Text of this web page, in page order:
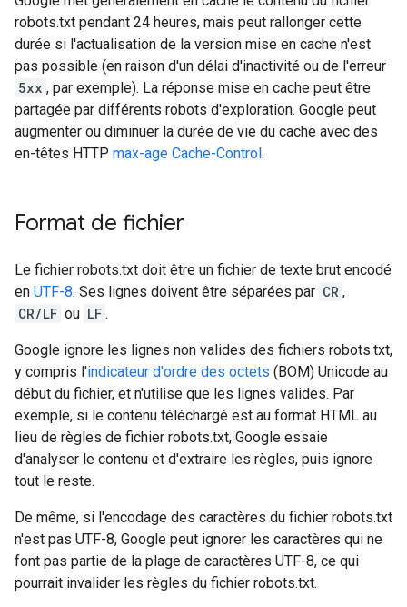
robots.txt pendant 24 heures, mais peut rallonger cette
durée si l'actualisation de la version mise en cache n'est
pas possible (en raison d'un délai d'inactivité ou de l'erreur
5xx , par exemple). La réponse mise en cache peut être
partagée par différents robots d'exploration. Google peut
augmenter ou diminuer la durée de vie du cache avec des
en-têtes HTTP max-age Cache-Control.
Format de fichier
Le fichier robots.txt doit être un fichier de texte brut encodé
en UTF-8. Ses lignes doivent être séparées par CR ,
CR/LF ou LF .
Google ignore les lignes non valides des fichiers robots.txt,
y compris l'indicateur d'ordre des octets (BOM) Unicode au
début du fichier, et n'utilise que les lignes valides. Par
exemple, si le contenu téléchargé est au format HTML au
lieu de règles de fichier robots.txt, Google essaie
d'analyser le contenu et d'extraire les règles, puis ignore
tout le reste.
De même, si l'encodage des caractères du fichier robots.txt
n'est pas UTF-8, Google peut ignorer les caractères qui ne
font pas partie de la plage de caractères UTF-8, ce qui
pourrait invalider les règles du fichier robots.txt.